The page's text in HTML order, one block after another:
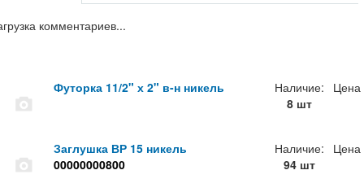
комментариев...
Футорка 11/2" х 2" в-н никель
Наличие:
8 шт
Цена
Заглушка ВР 15 никель
00000000800
Наличие:
94 шт
Цена